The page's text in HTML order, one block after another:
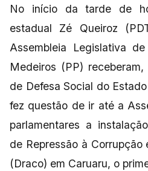
No início da tarde de
estadual Zé Queiroz
Assembleia Legislativa
Medeiros (PP)
de Defesa Social do
fez questão de ir até a
parlamentares a
de Repressão à
(Draco) em Caruaru, o